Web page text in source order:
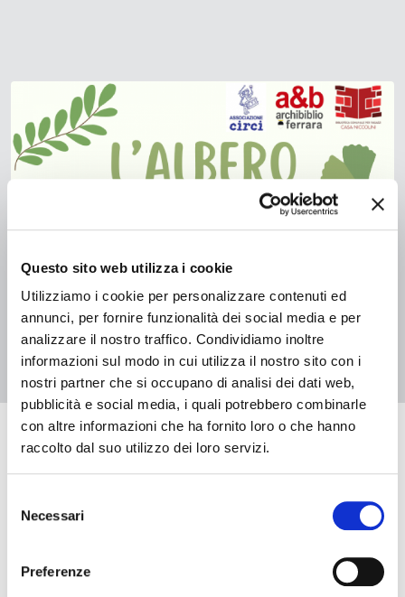
Questo sito web utilizza i cookie
Utilizziamo i cookie per personalizzare contenuti ed
annunci, per fornire funzionalità dei social media e per
analizzare il nostro traffico. Condividiamo inoltre
informazioni sul modo in cui utilizza il nostro sito con i
nostri partner che si occupano di analisi dei dati web,
pubblicità e social media, i quali potrebbero combinarle
con altre informazioni che ha fornito loro o che hanno
raccolto dal suo utilizzo dei loro servizi.
delNecessari
Preferenze
04 luglio 2026 - 29 agosto 2026, Biblioteca Casa Niccolini
L’Albero delle storie 2026 – Biblioteca Casa Niccolini
1 2
Eventi in arrivo
Data e ora di fine